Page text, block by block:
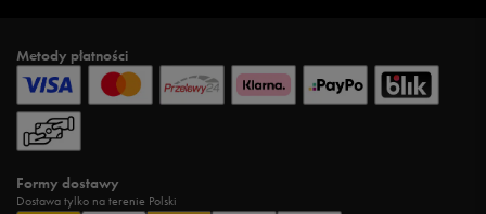
Metody płatności
Formy dostawy
Dostawa tylko na terenie Polski